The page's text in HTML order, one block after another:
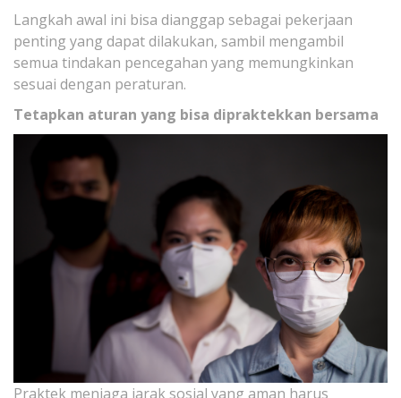
Langkah awal ini bisa dianggap sebagai pekerjaan
penting yang dapat dilakukan, sambil mengambil
semua tindakan pencegahan yang memungkinkan
sesuai dengan peraturan.
Tetapkan aturan yang bisa dipraktekkan bersama
Praktek menjaga jarak sosial yang aman harus